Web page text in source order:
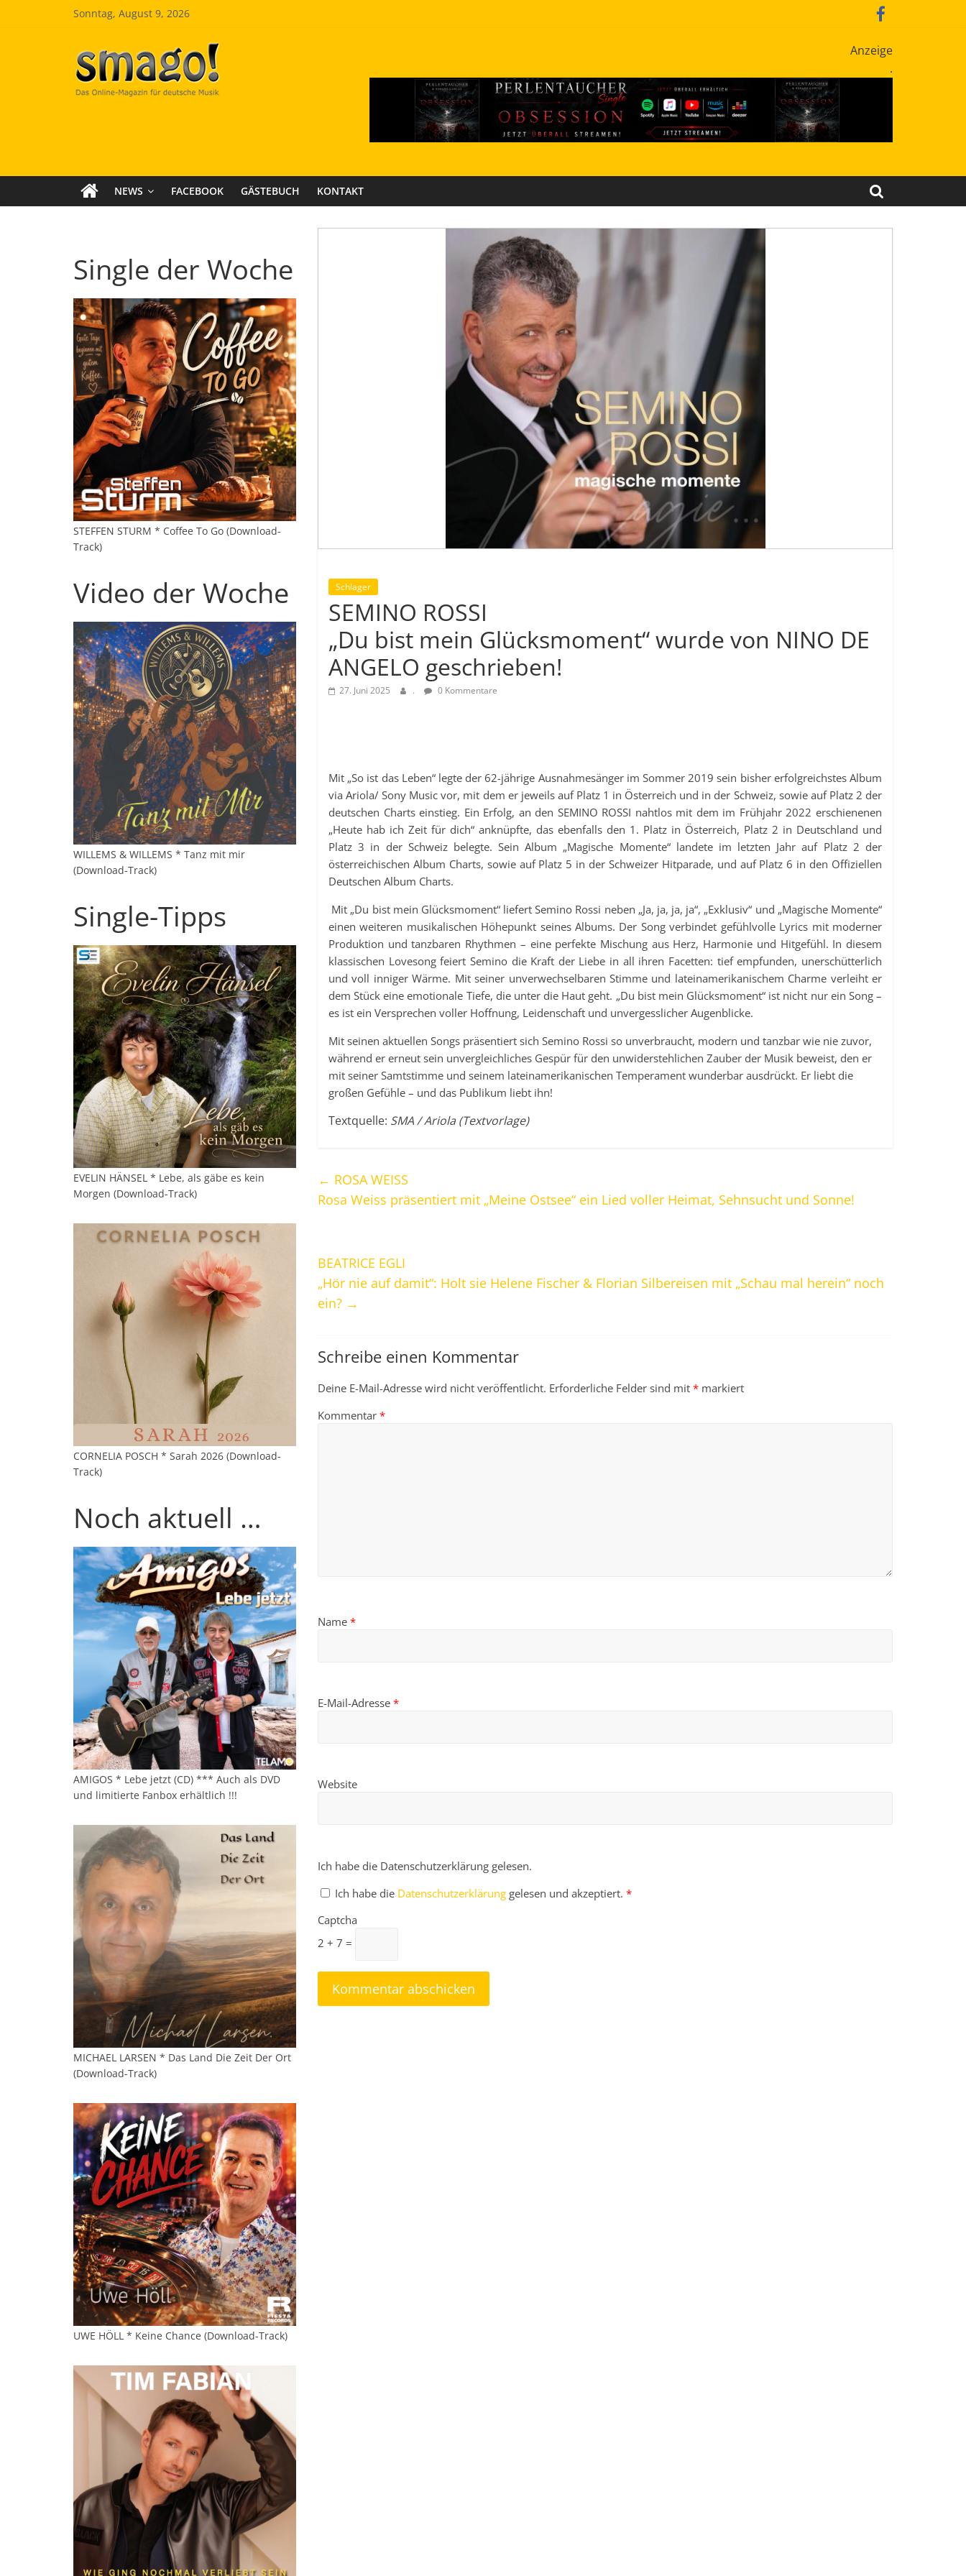
Sonntag, August 9, 2026
Smago
SchlagerMAGazinOnline
Anzeige
.
NEWS FACEBOOK GÄSTEBUCH KONTAKT
Schlager
SEMINO ROSSI
„Du bist mein Glücksmoment“ wurde von NINO DE
ANGELO geschrieben!
27. Juni 2025 . 0 Kommentare
Mit „So ist das Leben“ legte der 62-jährige Ausnahmesänger im Sommer 2019 sein bisher erfolgreichstes Album
via Ariola/ Sony Music vor, mit dem er jeweils auf Platz 1 in Österreich und in der Schweiz, sowie auf Platz 2 der
deutschen Charts einstieg. Ein Erfolg, an den SEMINO ROSSI nahtlos mit dem im Frühjahr 2022 erschienenen
„Heute hab ich Zeit für dich“ anknüpfte, das ebenfalls den 1. Platz in Österreich, Platz 2 in Deutschland und
Platz 3 in der Schweiz belegte. Sein Album „Magische Momente“ landete im letzten Jahr auf Platz 2 der
österreichischen Album Charts, sowie auf Platz 5 in der Schweizer Hitparade, und auf Platz 6 in den Offiziellen
Deutschen Album Charts.
Mit „Du bist mein Glücksmoment“ liefert Semino Rossi neben „Ja, ja, ja, ja“, „Exklusiv“ und „Magische Momente“
einen weiteren musikalischen Höhepunkt seines Albums. Der Song verbindet gefühlvolle Lyrics mit moderner
Produktion und tanzbaren Rhythmen – eine perfekte Mischung aus Herz, Harmonie und Hitgefühl. In diesem
klassischen Lovesong feiert Semino die Kraft der Liebe in all ihren Facetten: tief empfunden, unerschütterlich
und voll inniger Wärme. Mit seiner unverwechselbaren Stimme und lateinamerikanischem Charme verleiht er
dem Stück eine emotionale Tiefe, die unter die Haut geht. „Du bist mein Glücksmoment“ ist nicht nur ein Song –
es ist ein Versprechen voller Hoffnung, Leidenschaft und unvergesslicher Augenblicke.
Mit seinen aktuellen Songs präsentiert sich Semino Rossi so unverbraucht, modern und tanzbar wie nie zuvor,
während er erneut sein unvergleichliches Gespür für den unwiderstehlichen Zauber der Musik beweist, den er
mit seiner Samtstimme und seinem lateinamerikanischen Temperament wunderbar ausdrückt. Er liebt die
großen Gefühle – und das Publikum liebt ihn!
Textquelle: SMA / Ariola (Textvorlage)
← ROSA WEISS
Rosa Weiss präsentiert mit „Meine Ostsee“ ein Lied voller Heimat, Sehnsucht und Sonne!
BEATRICE EGLI
„Hör nie auf damit“: Holt sie Helene Fischer & Florian Silbereisen mit „Schau mal herein“ noch
ein? →
Schreibe einen Kommentar
Deine E-Mail-Adresse wird nicht veröffentlicht. Erforderliche Felder sind mit * markiert
Kommentar *
Name *
E-Mail-Adresse *
Website
Ich habe die Datenschutzerklärung gelesen.
Ich habe die Datenschutzerklärung gelesen und akzeptiert. *
Captcha
2 + 7 =
Single der Woche
STEFFEN STURM * Coffee To Go (Download-
Track)
Video der Woche
WILLEMS & WILLEMS * Tanz mit mir
(Download-Track)
Single-Tipps
EVELIN HÄNSEL * Lebe, als gäbe es kein
Morgen (Download-Track)
CORNELIA POSCH * Sarah 2026 (Download-
Track)
Noch aktuell …
AMIGOS * Lebe jetzt (CD) *** Auch als DVD
und limitierte Fanbox erhältlich !!!
MICHAEL LARSEN * Das Land Die Zeit Der Ort
(Download-Track)
UWE HÖLL * Keine Chance (Download-Track)